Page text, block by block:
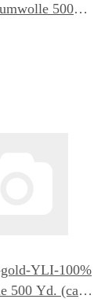
500
-
YLI-100%
500 Yd. (ca